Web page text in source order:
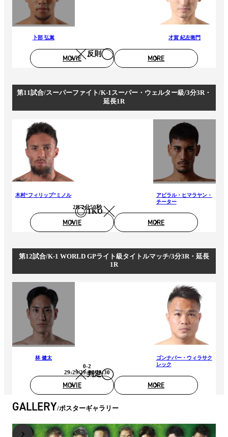
卜部 弘嵩
反則
才賀 紀左衛門
MOVIE MORE
第11試合/スーパーファイト/K-1スーパー・ウェルター級/3分3R・
延長1R
木村“フィリップ”ミノル
TKO
2R 2分50秒
アビラル・ヒマラヤン・
チーター
MOVIE MORE
第12試合/K-1 WORLD GPライト級タイトルマッチ/3分3R・延長
1R
林 健太
判定
0-2
29:29/29:30/28:30
ゴンナパー・ウィラサク
レック
MOVIE MORE
GALLERY ポスターギャラリー